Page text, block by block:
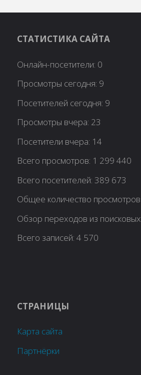
СТАТИСТИКА САЙТА
Онлайн-посетители: 0
Просмотры сегодня: 9
Посетителей сегодня: 9
Просмотры вчера: 23
Посетители вчера: 14
Всего просмотров: 1 299 440
Всего посетителей:389 673
Общее количество просмотров
Обзор переходов из
Всего записей:4 570
СТРАНИЦЫ
Карта сайта
Партнёрки